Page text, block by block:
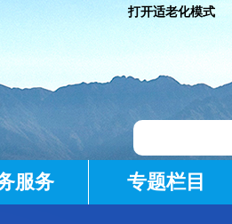
打开适老化模式
服务 专题栏目